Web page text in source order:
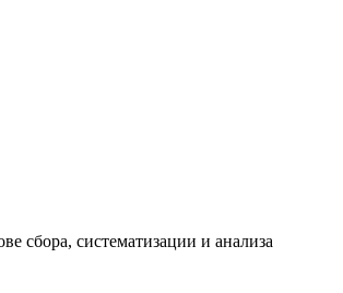
сбора, систематизации и анализа